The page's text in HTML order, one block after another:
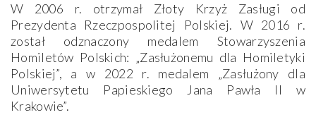
W 2006 r. otrzymał Złoty Krzyż Zasługi od
Prezydenta Rzeczpospolitej Polskiej. W 2016 r.
został odznaczony medalem Stowarzyszenia
Homiletów Polskich: „Zasłużonemu dla Homiletyki
Polskiej”, a w 2022 r. medalem „Zasłużony dla
Uniwersytetu Papieskiego Jana Pawła II w
Krakowie”.